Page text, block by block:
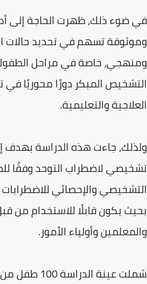
في ضوء ذلك، ظهرت الحاجة إلى
وموثوقة تسهم في تحديد حالات
ومنهجي، خاصة في مراحل
التشخيص المبكر دورًا محوريًا في
العلاجية والتعليمية.
ولذلك، جاءت هذه الدراسة بهدف
تشخيصي لاضطراب التوحد وفقًا
بحيث يكون قابلًا للاستخدام من
والمعلمين وأولياء الأمور.
شملت عينة